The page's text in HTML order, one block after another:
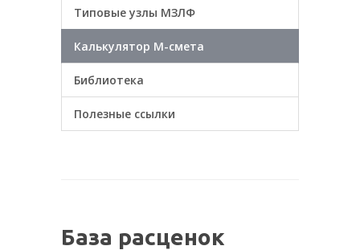
Типовые узлы МЗЛФ
Калькулятор М-смета
Библиотека
Полезные ссылки
База расценок